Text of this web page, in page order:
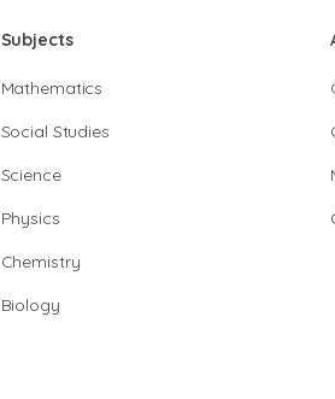
Subjects
Mathematics
Social Studies
Science
Physics
Chemistry
Biology